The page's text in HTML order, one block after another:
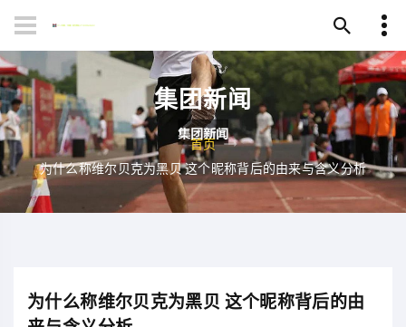
集团新闻
首页
为什么称维尔贝克为黑贝 这个昵称背后的由来与含义分析
为什么称维尔贝克为黑贝 这个昵称背后的由